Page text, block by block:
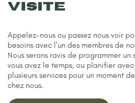
visitE
Appelez-nous ou passez nous voir
besoins avec l'un des membres de
Nous serons ravis de programmer
vous avez le temps, ou planifier
plusieurs services pour un moment
chez nous.